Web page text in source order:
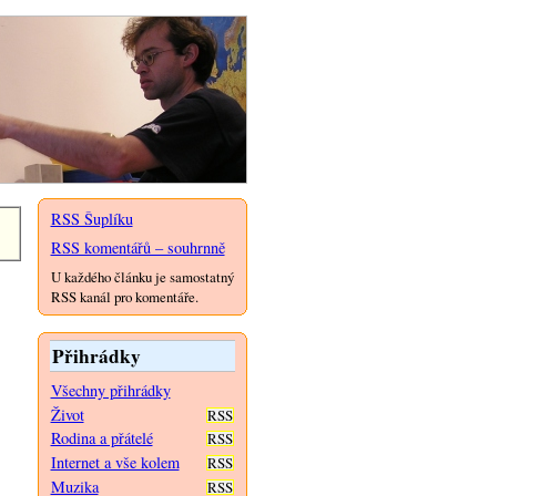
RSS Šuplíku
RSS komentářů – souhrnně
U každého článku je samostatný
RSS kanál pro komentáře.
Přihrádky
Všechny přihrádky
RSS
Život
RSS
Rodina a přátelé
RSS
Internet a vše kolem
RSS
Muzika